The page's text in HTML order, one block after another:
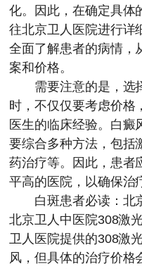
化。因此，在确定具体
往北京卫人医院进行详
全面了解患者的病情，
案和价格。
需要注意的是，选
时，不仅仅要考虑价格
医生的临床经验。白癜
要综合多种方法，包括
药治疗等。因此，患者
平高的医院，以确保治
白斑患者必读：北京
北京卫人中医院308激
卫人医院提供的308激
风，但具体的治疗价格